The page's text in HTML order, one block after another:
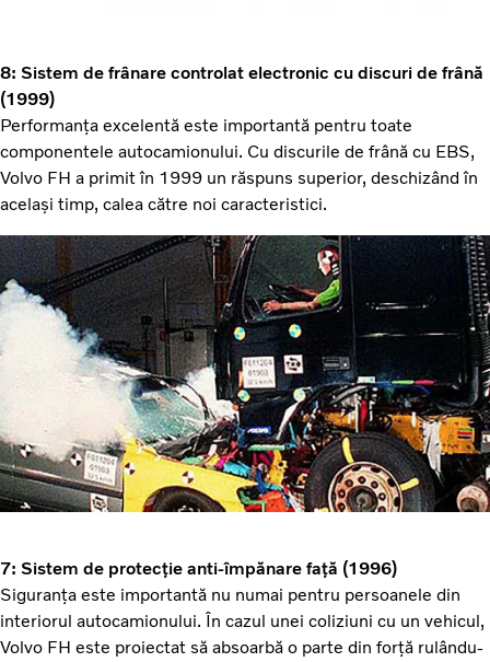
8: Sistem de frânare controlat electronic cu discuri de frână
(1999)
Performanța excelentă este importantă pentru toate
componentele autocamionului. Cu discurile de frână cu EBS,
Volvo FH a primit în 1999 un răspuns superior, deschizând în
același timp, calea către noi caracteristici.
7: Sistem de protecție anti-împănare față (1996)
Siguranța este importantă nu numai pentru persoanele din
interiorul autocamionului. În cazul unei coliziuni cu un vehicul,
Volvo FH este proiectat să absoarbă o parte din forță rulându-